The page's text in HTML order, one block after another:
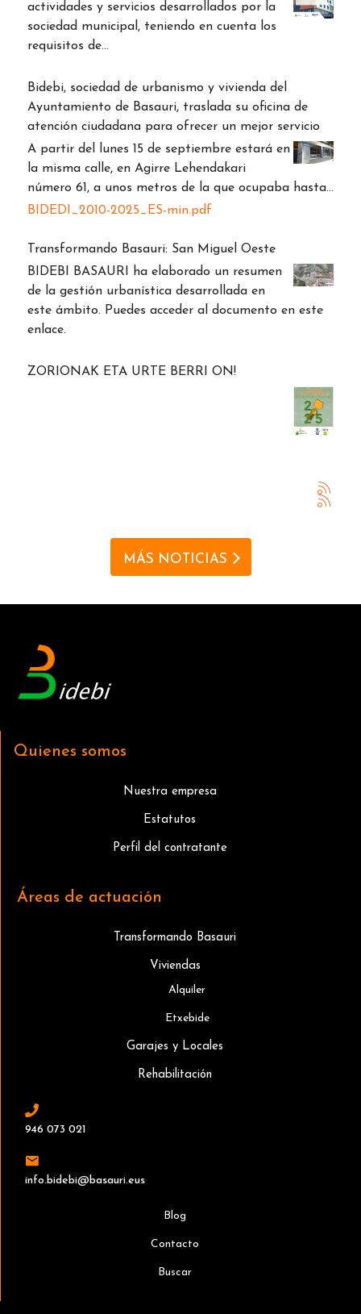
actividades y servicios desarrollados por la
sociedad municipal, teniendo en cuenta los
requisitos de…
Bidebi, sociedad de urbanismo y vivienda del
Ayuntamiento de Basauri, traslada su oficina de
atención ciudadana para ofrecer un mejor servicio
A partir del lunes 15 de septiembre estará en
la misma calle, en Agirre Lehendakari
número 61, a unos metros de la que ocupaba hasta…
BIDEDI_2010-2025_ES-min.pdf
Transformando Basauri: San Miguel Oeste
BIDEBI BASAURI ha elaborado un resumen
de la gestión urbanística desarrollada en
este ámbito. Puedes acceder al documento en este
enlace.
ZORIONAK ETA URTE BERRI ON!
MÁS NOTICIAS
Quienes somos
Nuestra empresa
Estatutos
Perfil del contratante
Áreas de actuación
Transformando Basauri
Viviendas
Alquiler
Etxebide
Garajes y Locales
Rehabilitación
946 073 021
info.bidebi@basauri.eus
Blog
Contacto
Buscar